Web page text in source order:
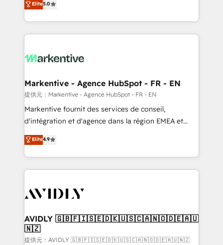
ンツとサイト構造を最適化。 🏆 なぜ100incを選ぶの
か？ ✓ HubSpot Eliteパートナー認定 ✓ HubSpotアワ
ード受賞・HUGリーダー ✓ ISO27001:2022 /
HubSpot大百科 出版 CRM・AI活用に関するご相談、現
せください。
your resilient growth.
customer platform and operationalize HubSpot’s
Loop Marketing framework through expert-led
services, smart agents, and purpose-built apps,
results, fast. ⚙️CRM & RevOps: Align all Hubs to your
🎯Demand Gen & ABM: Drive pipeline with inbound,
ABM, AEO, SEO, & paid media. 👩‍💻Web Design:
Build high-performing websites with UX, messaging,
& conversion strategy that drive results. 🤖AI
AI, & maximize AEO with tailored AI services. 🧩
Integrations: Extend HubSpot with custom
Elite5.0
Markentive - Agence HubSpot - FR - EN
提供元：Markentive - Agence HubSpot - FR - EN
Markentive fournit des services de conseil,
d'intégration et d'agence dans la région EMEA et
North America. Avec plus de 115 experts en
marketing automation, Growth, Revops, CRM et
webdesign. Markentive is both a consulting firm, a
digital agency and an integrator. With over 115
CRM and webdesign (We focus on EMEA - USA
Elite4.9
AVIDLY 🇬🇧🇫🇮🇸🇪🇩🇰🇺🇸🇨🇦🇳🇴🇩🇪🇦🇺
🇳🇿
提供元：AVIDLY 🇬🇧🇫🇮🇸🇪🇩🇰🇺🇸🇨🇦🇳🇴🇩🇪🇦🇺🇳🇿